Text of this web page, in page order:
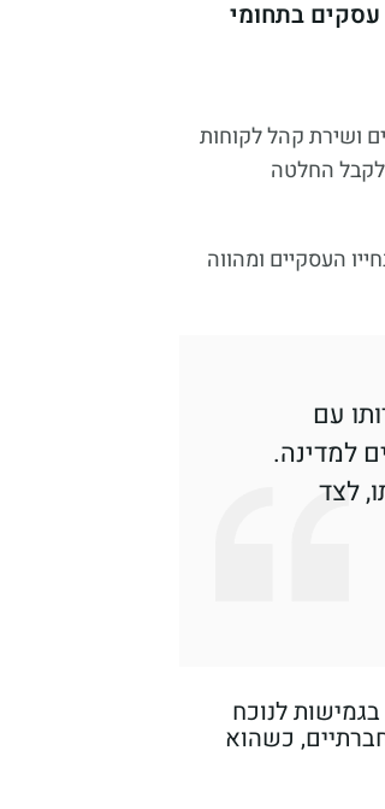
עסקים בתחומי
ושירת קהל לקוחות
לקבל החלטה
העסקיים ומהווה
עם
למדינה.
לצד
לנוכח
כשהוא